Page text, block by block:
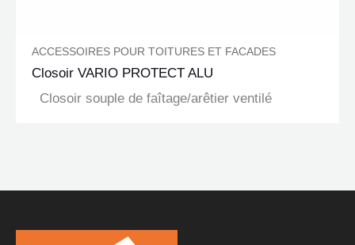
ACCESSOIRES POUR TOITURES ET FACADES
Closoir VARIO PROTECT ALU
Closoir souple de faîtage/arêtier ventilé